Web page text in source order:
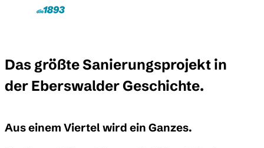
Skip to main content
Das größte Sanierungsprojekt in
der Eberswalder Geschichte.
Aus einem Viertel wird ein Ganzes.